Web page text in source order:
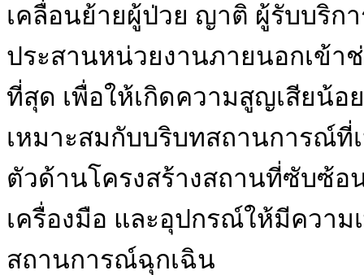
เคลื่อนย้ายผู้ป่วย ญาติ ผู้รับบริก
ประสานหน่วยงานภายนอกเข้าช่
ที่สุด เพื่อให้เกิดความสูญเสียน้
เหมาะสมกับบริบทสถานการณ์ที่
ตัวด้านโครงสร้างสถานที่ซับซ้อ
เครื่องมือ และอุปกรณ์ให้มีความ
สถานการณ์ฉุกเฉิน